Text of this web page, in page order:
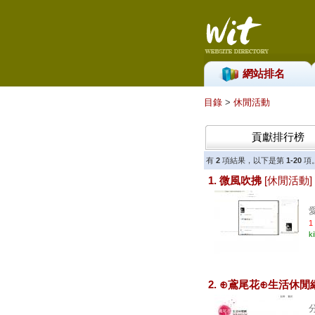
網站排名
目錄 > 休閒活動
貢獻排行榜
有 2 項結果，以下是第 1-20項
1. 微風吹拂 [休閒活動]
1
2. ⊕鳶尾花⊕生活休閒